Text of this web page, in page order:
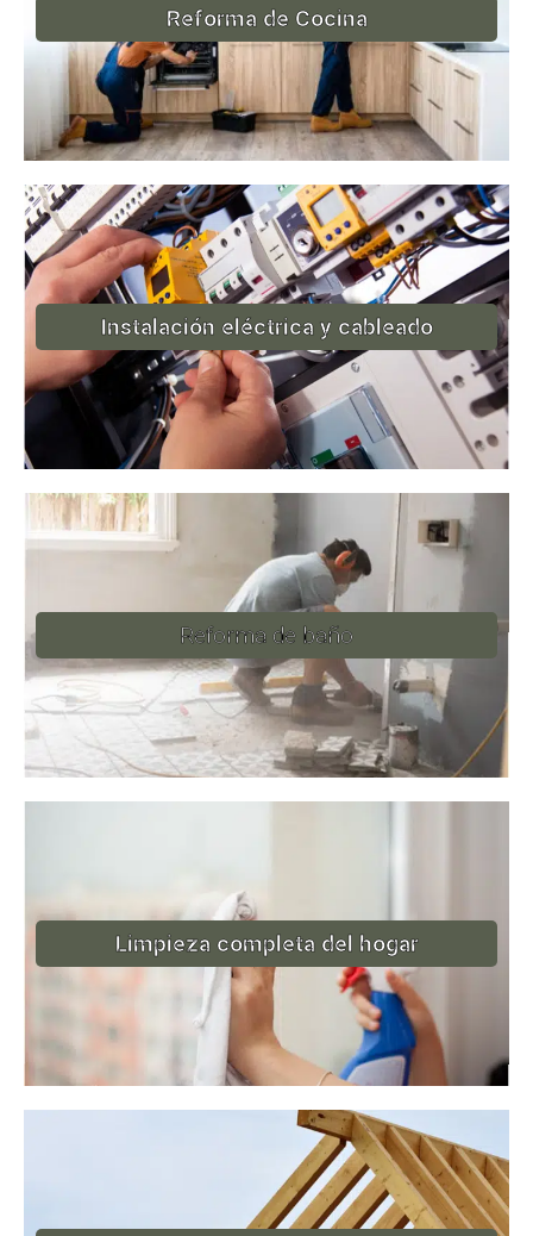
Reforma de Cocina
Instalación eléctrica y cableado
Reforma de baño
Limpieza completa del hogar